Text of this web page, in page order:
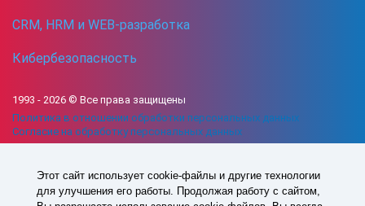
CRM, HRM и WEB-разработка
Кибербезопасность
1993 - 2026 © Все права защищены
Политика в отношении обработки персональных данных
Согласие на обработку персональных данных
Этот сайт использует cookie-файлы и другие технологии
для улучшения его работы. Продолжая работу с сайтом,